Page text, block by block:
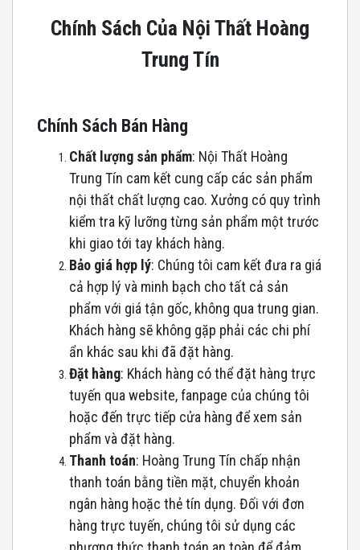
Chính Sách Của Nội Thất Hoàng
Trung Tín
Chính Sách Bán Hàng
Chất lượng sản phẩm: Nội Thất Hoàng
Trung Tín cam kết cung cấp các sản phẩm
nội thất chất lượng cao. Xưởng có quy trình
kiểm tra kỹ lưỡng từng sản phẩm một trước
khi giao tới tay khách hàng.
Bảo giá hợp lý: Chúng tôi cam kết đưa ra giá
cả hợp lý và minh bạch cho tất cả sản
phẩm với giá tận gốc, không qua trung gian.
Khách hàng sẽ không gặp phải các chi phí
ẩn khác sau khi đã đặt hàng.
Đặt hàng: Khách hàng có thể đặt hàng trực
tuyến qua website, fanpage của chúng tôi
hoặc đến trực tiếp cửa hàng để xem sản
phẩm và đặt hàng.
Thanh toán: Hoàng Trung Tín chấp nhận
thanh toán bằng tiền mặt, chuyển khoản
ngân hàng hoặc thẻ tín dụng. Đối với đơn
hàng trực tuyến, chúng tôi sử dụng các